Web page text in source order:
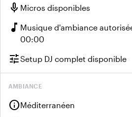
mic Micros disponibles
music_note Musique d'ambiance
00:00
tuneSetup DJ complet disponible
AMBIANCE
infoMéditerranéen